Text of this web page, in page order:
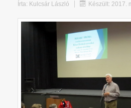
Írta: Kulcsár László Készült: 2017.